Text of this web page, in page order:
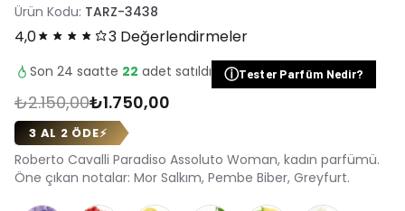
Ürün Kodu: TARZ-3438
4,0 3 Değerlendirmeler
Son 24 saatte 22 adet satıldı ⓘTester Parfüm Nedir?
₺2.150,00₺1.750,00
3 AL 2 ÖDE⚡
Roberto Cavalli Paradiso Assoluto Woman, kadın parfümü.
Öne çıkan notalar: Mor Salkım, Pembe Biber, Greyfurt.